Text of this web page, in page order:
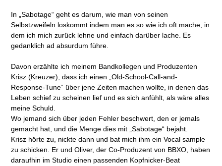
In „Sabotage“ geht es darum, wie man von seinen
Selbstzweifeln loskommt indem man es so wie ich oft mache, in
dem ich mich zurück lehne und einfach darüber lache. Es
gedanklich ad absurdum führe.
Davon erzählte ich meinem Bandkollegen und Produzenten
Krisz (Kreuzer), dass ich einen „Old-School-Call-and-
Response-Tune“ über jene Zeiten machen wollte, in denen das
Leben schief zu scheinen lief und es sich anfühlt, als wäre alles
meine Schuld.
Wo jemand sich über jeden Fehler beschwert, den er jemals
gemacht hat, und die Menge dies mit „Sabotage“ bejaht.
Krisz hörte zu, nickte dann und bat mich ihm ein Vocal sample
zu schicken. Er und Oliver, der Co-Produzent von BBXO, haben
daraufhin im Studio einen passenden Kopfnicker-Beat